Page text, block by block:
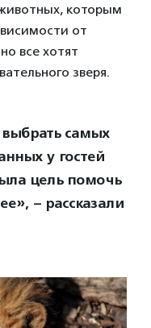
которым
от
все хотят
зверя.
самых
у гостей
цель помочь
– рассказали